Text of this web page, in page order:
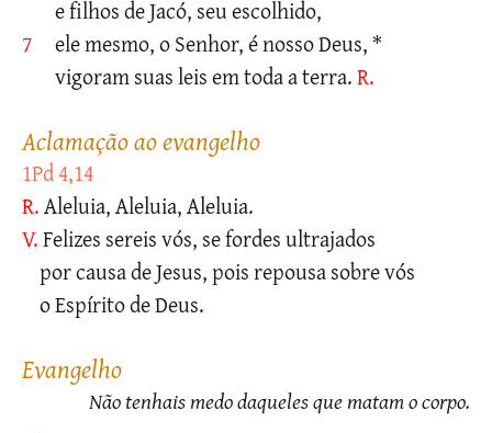
e filhos de Jacó, seu escolhido,
7
ele mesmo, o Senhor, é nosso Deus, *
vigoram suas leis em toda a terra.R.
aclamação ao evangelho
1Pd 4,14
R.Aleluia, Aleluia, Aleluia.
V.Felizes sereis vós, se fordes ultrajados
por causa de Jesus, pois repousa sobre vós
o Espírito de Deus.
evangelho
Não tenhais medo daqueles que matam o corpo.